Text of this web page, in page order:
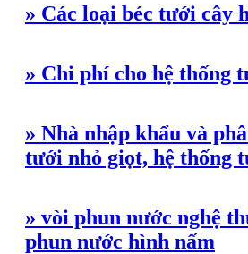
» Các loại béc tưới cây
» Chi phí cho hệ thống
» Nhà nhập khẩu và
tưới nhỏ giọt, hệ thống
» vòi phun nước nghệ
phun nước hình nấm